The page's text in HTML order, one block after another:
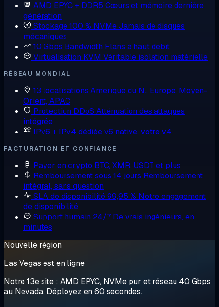
AMD EPYC + DDR5 Cœurs et mémoire dernière
génération
Stockage 100 % NVMeJamais de disques
mécaniques
10 Gbps Bandwidth Plans à haut débit
Virtualisation KVM Véritable isolation matérielle
RÉSEAU MONDIAL
13 localisations Amérique du N., Europe, Moyen-
Orient, APAC
Protection DDoS Atténuation des attaques
intégrée
IPv6 + IPv4 dédiéev6 native, votre v4
FACTURATION ET CONFIANCE
Payer en crypto BTC, XMR, USDT et plus
Remboursement sous 14 jours Remboursement
intégral, sans question
SLA de disponibilité 99,95 % Notre engagement
de disponibilité
Support humain 24/7 De vrais ingénieurs, en
minutes
Nouvelle région
Las Vegas est en ligne
Notre 13e site : AMD EPYC, NVMe pur et réseau 40 Gbps
au Nevada. Déployez en 60 secondes.